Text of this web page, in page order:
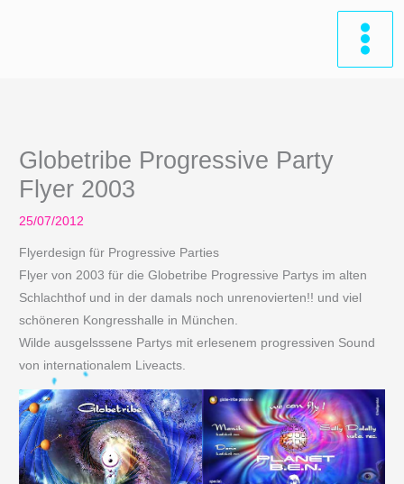
Globetribe Progressive Party
Flyer 2003
25/07/2012
Flyerdesign für Progressive Parties
Flyer von 2003 für die Globetribe Progressive Partys im alten
Schlachthof und in der damals noch unrenovierten!! und viel
schöneren Kongresshalle in München.
Wilde ausgelsssene Partys mit erlesenem progressiven Sound
von internationalem Liveacts.